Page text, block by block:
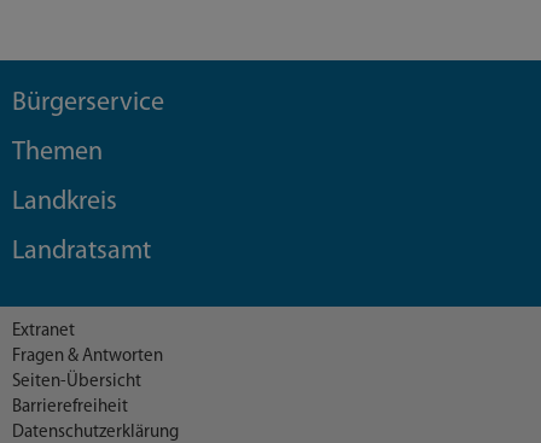
Bürgerservice
Themen
Landkreis
Landratsamt
Extranet
Fragen & Antworten
Seiten-Übersicht
Barrierefreiheit
Datenschutzerklärung